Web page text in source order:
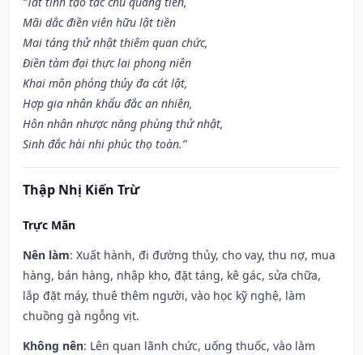
Mãi dắc điền viên hữu lật tiền
Mai táng thử nhật thiêm quan chức,
Điền tàm đại thực lai phong niên
Khai môn phóng thủy đa cát lật,
Hợp gia nhân khẩu đắc an nhiên,
Hôn nhân nhược năng phùng thử nhật,
Sinh đắc hài nhi phúc thọ toàn.”
Thập Nhị Kiến Trừ
Trực Mãn
Nên làm: Xuất hành, đi đường thủy, cho vay, thu nợ, mua
hàng, bán hàng, nhập kho, đặt táng, kê gác, sửa chữa,
lắp đặt máy, thuê thêm người, vào học kỹ nghệ, làm
chuồng gà ngỗng vịt.
Không nên: Lên quan lãnh chức, uống thuốc, vào làm